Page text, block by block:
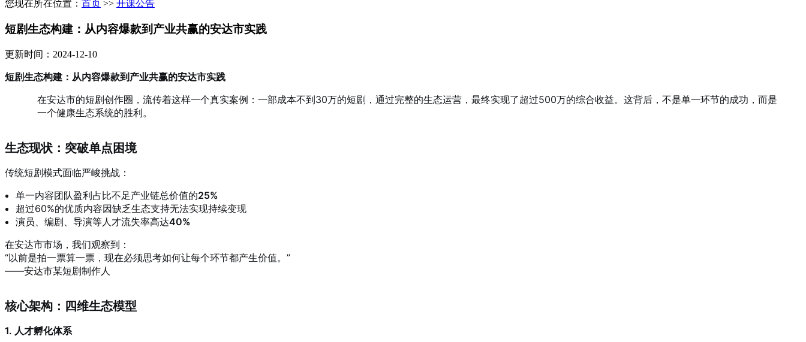
您现在所在位置： 首页 >> 开课公告
短剧生态构建：从内容爆款到产业共赢的安达市实践
更新时间：2024-12-10
短剧生态构建：从内容爆款到产业共赢的安达市实践
在安达市的短剧创作圈，流传着这样一个真实案例：一部成本不到30万的短剧，通过完整的生态运营，最终实现了超过500万的综合收益。这背后，不是单一环节的成功，而是
一个健康生态系统的胜利。
生态现状：突破单点困境
传统短剧模式面临严峻挑战：
单一内容团队盈利占比不足产业链总价值的25%
超过60%的优质内容因缺乏生态支持无法实现持续变现
演员、编剧、导演等人才流失率高达40%
在安达市市场，我们观察到：
“以前是拍一票算一票，现在必须思考如何让每个环节都产生价值。”
——安达市某短剧制作人
核心架构：四维生态模型
1. 人才孵化体系